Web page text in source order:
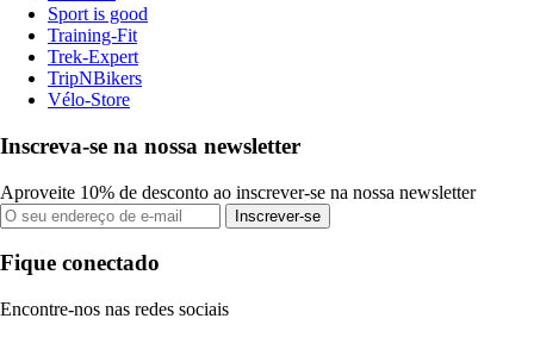
Sport is good
Training-Fit
Trek-Expert
TripNBikers
Vélo-Store
Inscreva-se na nossa newsletter
Aproveite 10% de desconto ao inscrever-se na nossa newsletter
Inscrever-se
Fique conectado
Encontre-nos nas redes sociais